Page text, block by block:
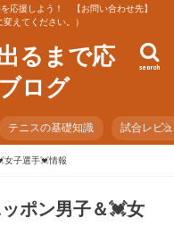
応援しよう！ 【お問い合わせ先】
えてください。）
るまで応
ログ
search
テニスの基礎知識 試合レビ
女子選手💓情報
ポン男子＆💓女